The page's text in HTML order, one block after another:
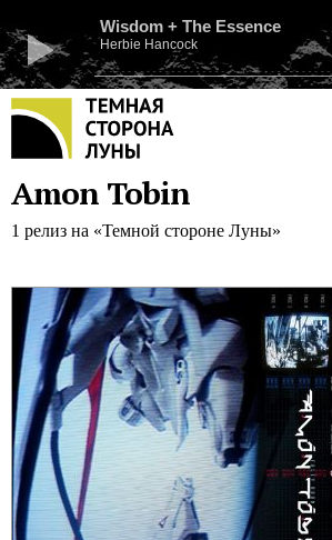
Wisdom + The Essence
Herbie Hancock
Amon Tobin
1 релиз на «Темной стороне Луны»